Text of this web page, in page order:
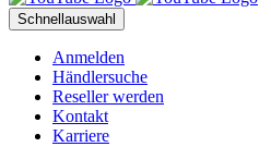
Schnellauswahl
Anmelden
Händlersuche
Reseller werden
Kontakt
Karriere